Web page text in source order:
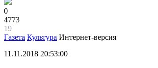
0
4773
19
Газета Культура Интернет-версия
11.11.2018 20:53:00